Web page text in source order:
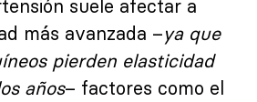
suele afectar a
más avanzada –ya que
pierden elasticidad
años– factores como el